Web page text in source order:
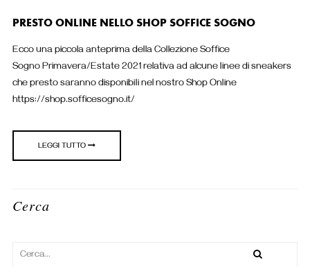
PRESTO ONLINE NELLO SHOP SOFFICE SOGNO
Ecco una piccola anteprima della Collezione Soffice
Sogno Primavera/Estate 2021 relativa ad alcune linee di sneakers
che presto saranno disponibili nel nostro Shop Online
https://shop.sofficesogno.it/
LEGGI TUTTO
Cerca